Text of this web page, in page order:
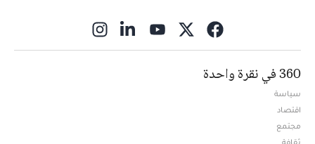
360 في نقرة واحدة
سياسة
اقتصاد
مجتمع
ثقافة